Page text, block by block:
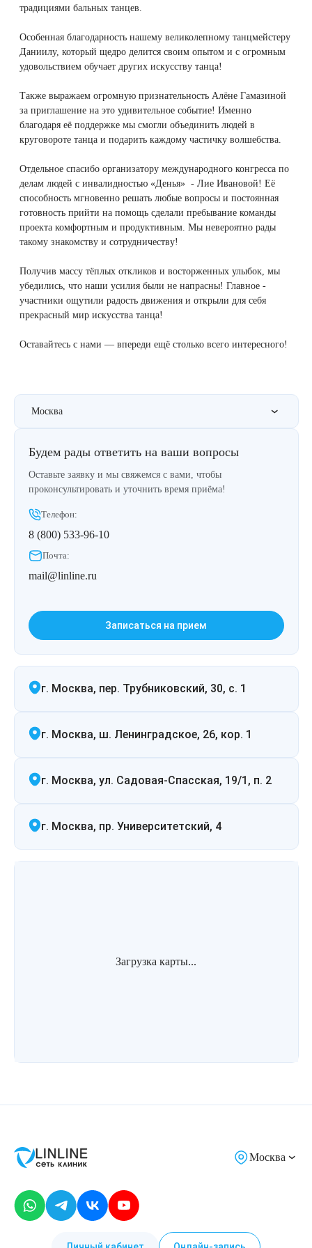
традициями бальных танцев.
Особенная благодарность нашему великолепному танцмейстеру
Даниилу, который щедро делится своим опытом и с огромным
удовольствием обучает других искусству танца!
Также выражаем огромную признательность Алёне Гамазиной
за приглашение на это удивительное событие! Именно
благодаря её поддержке мы смогли объединить людей в
круговороте танца и подарить каждому частичку волшебства.
Отдельное спасибо организатору международного конгресса по
делам людей с инвалидностью «Денья» - Лие Ивановой! Её
способность мгновенно решать любые вопросы и постоянная
готовность прийти на помощь сделали пребывание команды
проекта комфортным и продуктивным. Мы невероятно рады
такому знакомству и сотрудничеству!
Получив массу тёплых откликов и восторженных улыбок, мы
убедились, что наши усилия были не напрасны! Главное -
участники ощутили радость движения и открыли для себя
прекрасный мир искусства танца!
Оставайтесь с нами — впереди ещё столько всего интересного!
Москва
Будем рады ответить на ваши вопросы
Оставьте заявку и мы свяжемся с вами, чтобы
проконсультировать и уточнить время приёма!
Телефон:
8 (800) 533-96-10
Почта:
mail@linline.ru
Записаться на прием
г. Москва, пер. Трубниковский, 30, с. 1
г. Москва, ш. Ленинградское, 26, кор. 1
г. Москва, ул. Садовая-Спасская, 19/1, п. 2
г. Москва, пр. Университетский, 4
Загрузка карты...
Москва
Лечение прыщей (угревой сыпи)
Лечение гиперпигментации
Удаление веснушек
Удаление сосудистых звездочек
Удаление винного пятна
Лечение псориаза
Лазерный пилинг
Лазерное удаление рубцов
Удаление рубцов
Удаление новообразований
Омоложение QOOLGLOW
QOOL- омоложение
Карбоновый пилинг
Лазерное лечение ринофимы
Лазерное лечение розацеа
Лазерная подтяжка кожи живота
Лазерная подтяжка кожи на бедрах и коленях
Лазерное омоложение груди
Therapy Pulse
Фотодинамическая терапия HELEO™
Удалить носогубные складки
Удалить перманентный макияж
Удалить рубцы
Поднять брови
Молодую и увлажнённую кожу вокруг глаз
Вылечить расширенные поры
Избавиться от комедонов на лице
Избавиться от пигментных пятен на лице
Остановить выпадение волос
Восстановление здоровья волос
Купить сертификат
Купить абонемент